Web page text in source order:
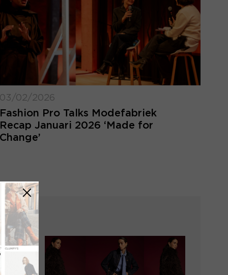
LOGIN VERGETEN
kwijt? Vul het e-mailadres in
hoort bij jouw account en klik op
03/02/2026
Fashion Pro Talks Modefabriek
Recap Januari 2026 ‘Made for
Change’